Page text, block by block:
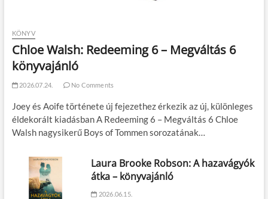
KÖNYV
Chloe Walsh: Redeeming 6 – Megváltás 6
könyvajánló
2026.07.24. No Comments
Joey és Aoife története új fejezethez érkezik az új, különleges
éldekorált kiadásban A Redeeming 6 – Megváltás 6 Chloe
Walsh nagysikerű Boys of Tommen sorozatának…
Laura Brooke Robson: A hazavágyók
átka – könyvajánló
2026.06.15.